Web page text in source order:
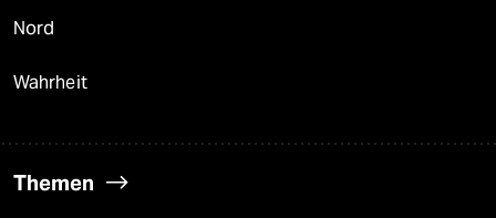
Nord
Wahrheit
Themen